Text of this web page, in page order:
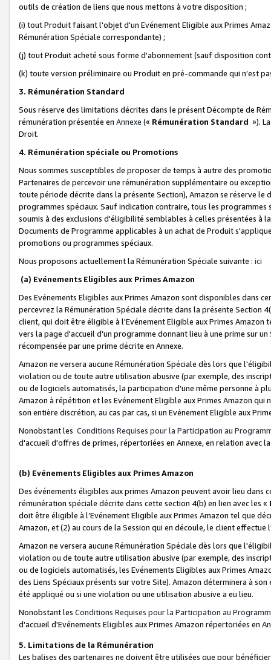
outils de création de liens que nous mettons à votre disposition ;
(i) tout Produit faisant l'objet d'un Evénement Eligible aux Primes
Rémunération Spéciale correspondante) ;
(j) tout Produit acheté sous forme d'abonnement (sauf disposition
(k) toute version préliminaire ou Produit en pré-commande qui n’est
3. Rémunération Standard
Sous réserve des limitations décrites dans le présent Décompte de
rémunération présentée en Annexe (« Rémunération Standard »).
Droit.
4. Rémunération spéciale ou Promotions
Nous sommes susceptibles de proposer de temps à autre des
Partenaires de percevoir une rémunération supplémentaire ou
toute période décrite dans la présente Section), Amazon se réserve
programmes spéciaux. Sauf indication contraire, tous les
soumis à des exclusions d'éligibilité semblables à celles présentées à
Documents de Programme applicables à un achat de Produit
promotions ou programmes spéciaux.
Nous proposons actuellement la Rémunération Spéciale suivante : ici
(a) Evénements Eligibles aux Primes Amazon
Des Evénements Eligibles aux Primes Amazon sont disponibles dans
percevrez la Rémunération Spéciale décrite dans la présente Section
client, qui doit être éligible à l'Evénement Eligible aux Primes Amazon
vers la page d'accueil d'un programme donnant lieu à une prime sur
récompensée par une prime décrite en Annexe.
Amazon ne versera aucune Rémunération Spéciale dès lors que
violation ou de toute autre utilisation abusive (par exemple, des
ou de logiciels automatisés, la participation d'une même personne à
Amazon à répétition et les Evénement Eligible aux Primes Amazon qui
son entière discrétion, au cas par cas, si un Evénement Eligible aux
Nonobstant les Conditions Requises pour la Participation au
d'accueil d'offres de primes, répertoriées en Annexe, en relation avec
(b) Evénements Eligibles aux Primes Amazon
Des événements éligibles aux primes Amazon peuvent avoir lieu dans
rémunération spéciale décrite dans cette section 4(b) en lien avec les «
doit être éligible à l’Evénement Eligible aux Primes Amazon tel que
Amazon, et (2) au cours de la Session qui en découle, le client
Amazon ne versera aucune Rémunération Spéciale dès lors que
violation ou de toute autre utilisation abusive (par exemple, des
ou de logiciels automatisés, les Evénements Eligibles aux Primes
des Liens Spéciaux présents sur votre Site). Amazon déterminera à
été appliqué ou si une violation ou une utilisation abusive a eu lieu.
Nonobstant les Conditions Requises pour la Participation au
d'accueil d'Evénements Eligibles aux Primes Amazon répertoriées en
5. Limitations de la Rémunération
Les balises des partenaires ne doivent être utilisées que pour